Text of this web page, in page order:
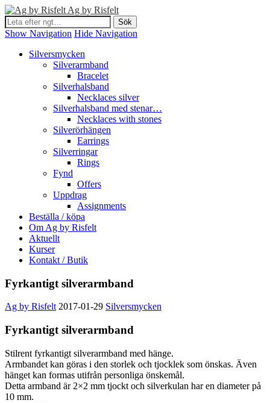
Ag by Risfelt
Show Navigation Hide Navigation
Silversmycken
Silverarmband
Bracelet
Silverhalsband
Necklaces silver
Silverhalsband med stenar…
Necklaces with stones
Silverörhängen
Earrings
Silverringar
Rings
Fynd
Offers
Uppdrag
Assignments
Beställa / köpa
Om Ag by Risfelt
Aktuellt
Kurser
Kontakt / Butik
Fyrkantigt silverarmband
Ag by Risfelt 2017-01-29 Silversmycken
Fyrkantigt silverarmband
Stilrent fyrkantigt silverarmband med hänge.
Armbandet kan göras i den storlek och tjocklek som önskas. Även
hänget kan formas utifrån personliga önskemål.
Detta armband är 2×2 mm tjockt och silverkulan har en diameter på
10 mm.